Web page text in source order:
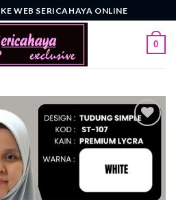
WEB SERICAHAYA ONLINE
0
Add to
wishlist